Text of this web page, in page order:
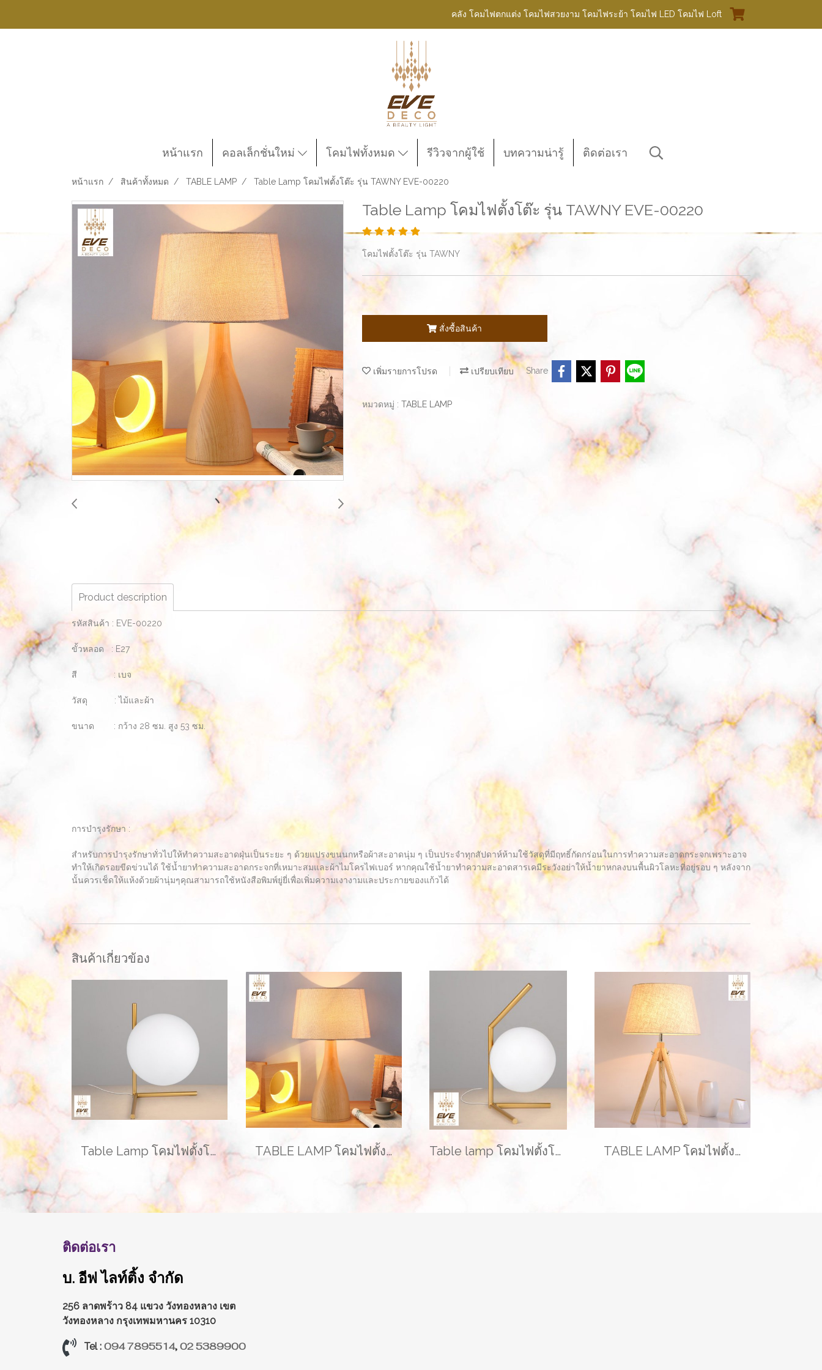
คลัง โคมไฟตกแต่ง โคมไฟสวยงาม โคมไฟระย้า โคมไฟ LED โคมไฟ Loft
หน้าแรก คอลเล็กชั่นใหม่ โคมไฟทั้งหมด รีวิวจากผู้ใช้ บทความน่ารู้ ติดต่อเรา
หน้าแรก สินค้าทั้งหมด TABLE LAMP Table Lamp โคมไฟตั้งโต๊ะ รุ่น TAWNY EVE-00220
Table Lamp โคมไฟตั้งโต๊ะ รุ่น TAWNY EVE-00220
โคมไฟตั้งโต๊ะ รุ่น TAWNY
สั่งซื้อสินค้า
เพิ่มรายการโปรด เปรียบเทียบ Share
หมวดหมู่ : TABLE LAMP
Product description
รหัสสินค้า : EVE-00220
ขั้วหลอด : E27
สี : เบจ
วัสดุ : ไม้และผ้า
ขนาด : กว้าง 28 ซม. สูง 53 ซม.
การบำรุงรักษา :
สำหรับการบำรุงรักษาทั่วไปให้ทำความสะอาดฝุ่นเป็นระยะ ๆ ด้วยแปรงขนนกหรือผ้าสะอาดนุ่ม ๆ เป็นประจำทุกสัปดาห์ห้ามใช้วัสดุที่มีฤทธิ์กัดกร่อนในการทำความสะอาดกระจกเพราะอาจ
ทำให้เกิดรอยขีดข่วนได้ ใช้น้ำยาทำความสะอาดกระจกที่เหมาะสมและผ้าไมโครไฟเบอร์ หากคุณใช้น้ำยาทำความสะอาดสารเคมีระวังอย่าให้น้ำยาหกลงบนพื้นผิวโลหะที่อยู่รอบ ๆ หลังจาก
นั้นควรเช็ดให้แห้งด้วยผ้านุ่มๆคุณสามารถใช้หนังสือพิมพ์ยู่ยี่เพื่อเพิ่มความเงางามและประกายของแก้วได้
สินค้าเกี่ยวข้อง
Table Lamp โคมไฟตั้งโต๊ะ รุ่น ABALL EVE-00196A TABLE LAMP โคมไฟตั้งโต๊ะ รุ่น EVE-00220 Table lamp โคมไฟตั้งโต๊ะ รุ่น ABALL EVE-00196B TABLE LAMP โคมไฟตั้งโต๊ะ รุ่น EVE-00219
ติดต่อเรา
บ. อีฟ ไลท์ติ้ง จำกัด
256 ลาดพร้าว 84 แขวง วังทองหลาง เขต
วังทองหลาง กรุงเทพมหานคร 10310
Tel : 094 7895514,02 5389900